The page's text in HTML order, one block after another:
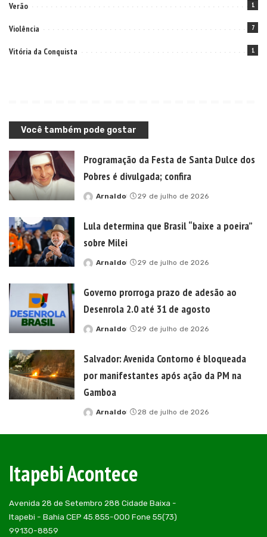
Verão 1
Violência 7
Vitória da Conquista 1
Você também pode gostar
Programação da Festa de Santa Dulce dos
Pobres é divulgada; confira
Posted
Arnaldo 29 de julho de 2026
Lula determina que Brasil “baixe a poeira”
sobre Milei
Posted
Arnaldo 29 de julho de 2026
Governo prorroga prazo de adesão ao
Desenrola 2.0 até 31 de agosto
Posted
Arnaldo 29 de julho de 2026
Salvador: Avenida Contorno é bloqueada
por manifestantes após ação da PM na
Gamboa
Posted
Arnaldo 28 de julho de 2026
Itapebi Acontece
Avenida 28 de Setembro 288 Cidade Baixa -
Itapebi - Bahia CEP 45.855-000 Fone 55(73)
99130-8859